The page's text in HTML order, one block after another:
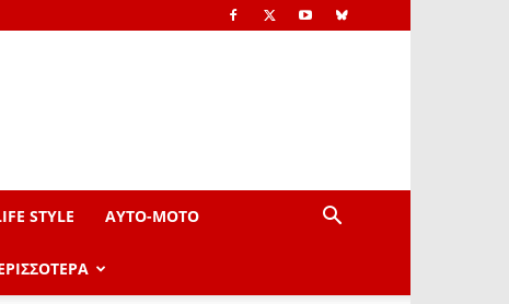
STYLE AYTO-ΜOTO